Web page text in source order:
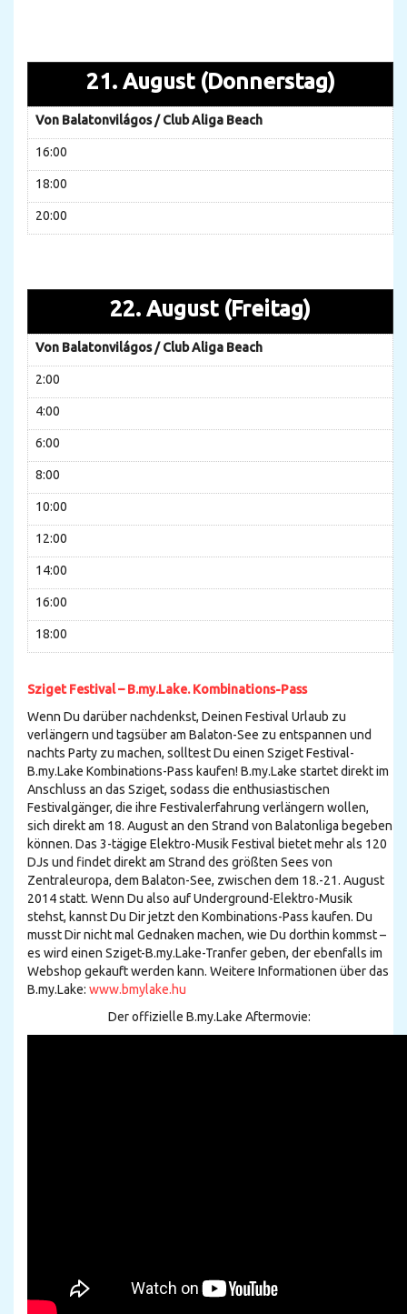
21. August (Donnerstag)
Von Balatonvilágos / Club Aliga Beach
16:00
18:00
20:00
22. August (Freitag)
Von Balatonvilágos / Club Aliga Beach
2:00
4:00
6:00
8:00
10:00
12:00
14:00
16:00
18:00
Sziget Festival – B.my.Lake. Kombinations-Pass
Wenn Du darüber nachdenkst, Deinen Festival Urlaub zu
verlängern und tagsüber am Balaton-See zu entspannen und
nachts Party zu machen, solltest Du einen Sziget Festival-
B.my.Lake Kombinations-Pass kaufen! B.my.Lake startet direkt im
Anschluss an das Sziget, sodass die enthusiastischen
Festivalgänger, die ihre Festivalerfahrung verlängern wollen,
sich direkt am 18. August an den Strand von Balatonliga begeben
können. Das 3-tägige Elektro-Musik Festival bietet mehr als 120
DJs und findet direkt am Strand des größten Sees von
Zentraleuropa, dem Balaton-See, zwischen dem 18.-21. August
2014 statt. Wenn Du also auf Underground-Elektro-Musik
stehst, kannst Du Dir jetzt den Kombinations-Pass kaufen. Du
musst Dir nicht mal Gednaken machen, wie Du dorthin kommst –
es wird einen Sziget-B.my.Lake-Tranfer geben, der ebenfalls im
Webshop gekauft werden kann. Weitere Informationen über das
B.my.Lake: www.bmylake.hu
Der offizielle B.my.Lake Aftermovie: